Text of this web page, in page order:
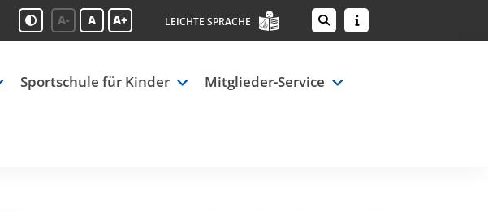
A- A A+ LEICHTE SPRACHE
Sportschule für Kinder Mitglieder-Service